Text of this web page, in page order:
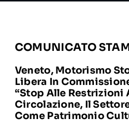
COMUNICATO
Veneto, Motorismo
Libera In
“Stop Alle Restrizioni
Circolazione, Il
Come Patrimonio